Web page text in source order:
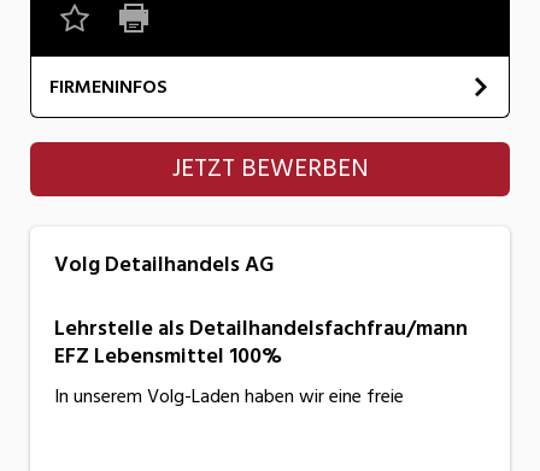
FIRMENINFOS
Volg Detailhandels AG
JETZT BEWERBEN
Volg Detailhandels AG
Lehrstelle als Detailhandelsfachfrau/mann
EFZ Lebensmittel 100%
In unserem Volg-Laden haben wir eine freie